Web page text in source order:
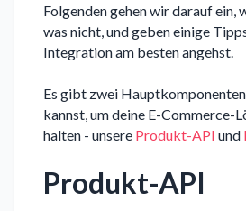
Folgenden gehen wir darauf ein,
was nicht, und geben einige
Integration am besten angehst.
Es gibt zwei
kannst, um deine E-Commerce-
halten - unsere Produkt-API und
Produkt-API